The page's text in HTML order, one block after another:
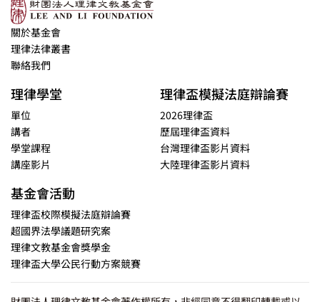
關於基金會
理律法律叢書
聯絡我們
理律學堂
單位
講者
學堂課程
講座影片
理律盃模擬法庭辯論賽
2026理律盃
歷屆理律盃資料
台灣理律盃影片資料
大陸理律盃影片資料
基金會活動
理律盃校際模擬法庭辯論賽
超國界法學議題研究案
理律文教基金會獎學金
理律盃大學公民行動方案競賽